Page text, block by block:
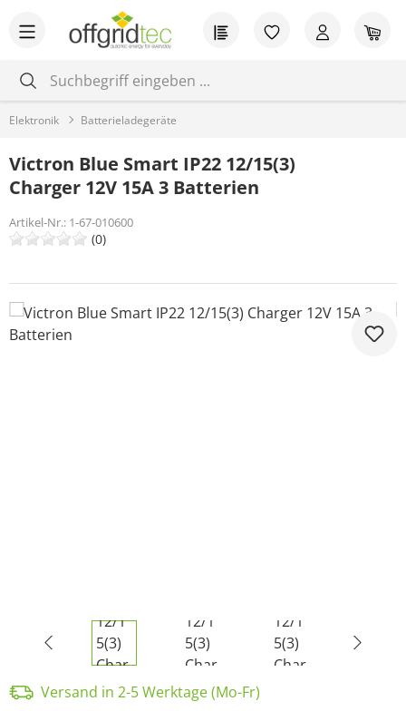
Zum Hauptinhalt springen Du hast 0
Elektronik Batterieladegeräte
Victron Blue Smart IP22 12/15(3)
Charger 12V 15A 3 Batterien
Artikel-Nr.: 1-67-010600
(0)
Bildergalerie überspringen
Versand in 2-5 Werktage (Mo-Fr)